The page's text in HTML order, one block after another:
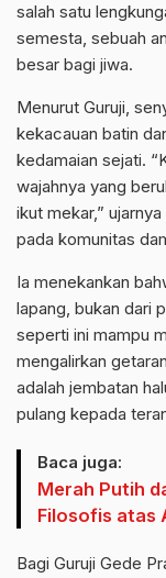
salah satu
semesta, sebuah
besar bagi jiwa.
Menurut Guruji,
kekacauan batin
kedamaian sejati.
wajahnya yang
ikut mekar,”
pada komunitas
Ia menekankan
lapang, bukan dari
seperti ini mampu
mengalirkan
adalah jembatan
pulang kepada
Baca juga:
Merah Putih
Filosofis atas
Bagi Guruji Gede